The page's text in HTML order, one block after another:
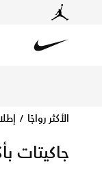
الأكثر رواجًا
جاكيتات